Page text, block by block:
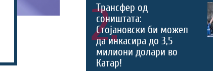
2.
Трансфер од
соништата:
Стојановски би можел
да инкасира до 3,5
милиони долари во
Катар!